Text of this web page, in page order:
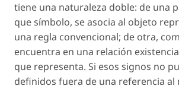
tiene una naturaleza doble: de una
que símbolo, se asocia al objeto
una regla convencional; de otra,
encuentra en una relación
que representa. Si esos signos no
definidos fuera de una referencia al